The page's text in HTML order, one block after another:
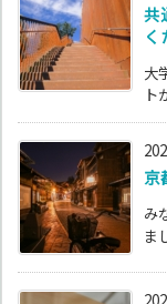
共
大
ト
京
み
ま